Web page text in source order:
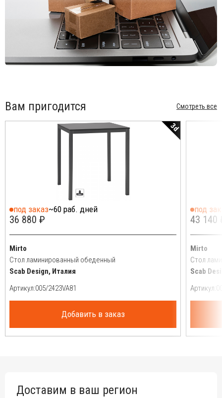
Вам пригодится Смотреть все
3d
под заказ~60 раб. дней
36 880 ₽
Mirto
Стол ламинированный обеденный
Scab Design, Италия
Артикул:
Добавить в заказ
под
43 140
Mirto
Стол
Scab
Артикул:
Доставим в ваш регион